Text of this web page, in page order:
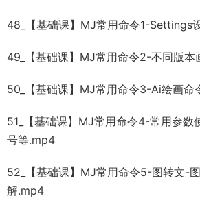
48_【基础课】MJ常用命令1-Settings
49_【基础课】MJ常用命令2-不同版本
50_【基础课】MJ常用命令3-Ai绘画命
51_【基础课】MJ常用命令4-常用参数
号等.mp4
52_【基础课】MJ常用命令5-图转文-
解.mp4